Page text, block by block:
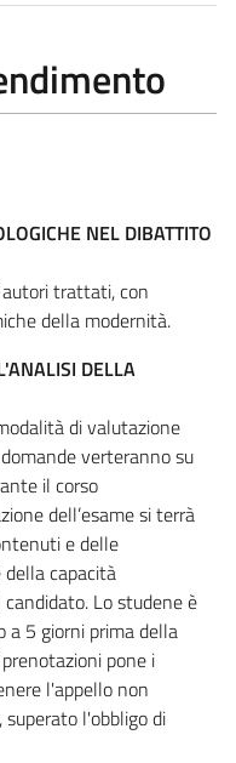
NEL DIBATTITO
autori trattati, con
della modernità.
DELLA
di valutazione
verteranno su
il corso
dell’esame si terrà
e delle
capacità
Lo studene è
5 giorni prima della
pone i
l'appello non
superato l'obbligo di